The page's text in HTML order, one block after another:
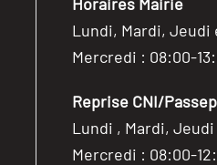
Lundi, Mardi, Jeudi
Mercredi : 08:00-
Reprise CNI/
Lundi , Mardi,
Mercredi : 08:00-